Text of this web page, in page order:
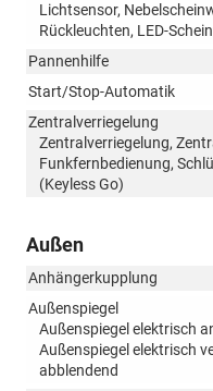
Lichtsensor,
Rückleuchten, LED-
Pannenhilfe
Start/Stop-Automatik
Zentralverriegelung
Zentralverriegelung,
Funkfernbedienung,
(Keyless Go)
Außen
Anhängerkupplung
Außenspiegel
Außenspiegel elektrisch
Außenspiegel elektrisch
abblendend